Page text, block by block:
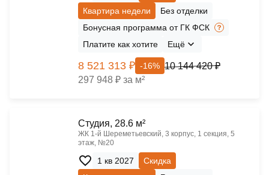
Квартира недели
Без отделки
Бонусная программа от ГК ФСК
Платите как хотите
Ещё
8 521 313 ₽ -16% 10 144 420 ₽
297 948 ₽ за м²
Cтудия, 28.6 м²
ЖК 1‑й Шереметьевский, 3 корпус, 1 секция, 5
этаж, №20
1 кв 2027
Скидка